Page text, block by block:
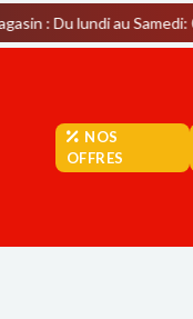
au Samedi: 09H30-
NOS
OFFRES